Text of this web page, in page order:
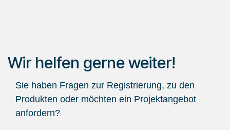
Wir helfen gerne weiter!
Sie haben Fragen zur Registrierung, zu den
Produkten oder möchten ein Projektangebot
anfordern?